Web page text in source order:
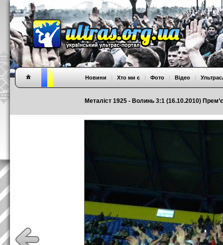
Металіст 1925 - Волинь 3:1 (16.10.2010)
Новини | Хто ми є | Фото | Відео |